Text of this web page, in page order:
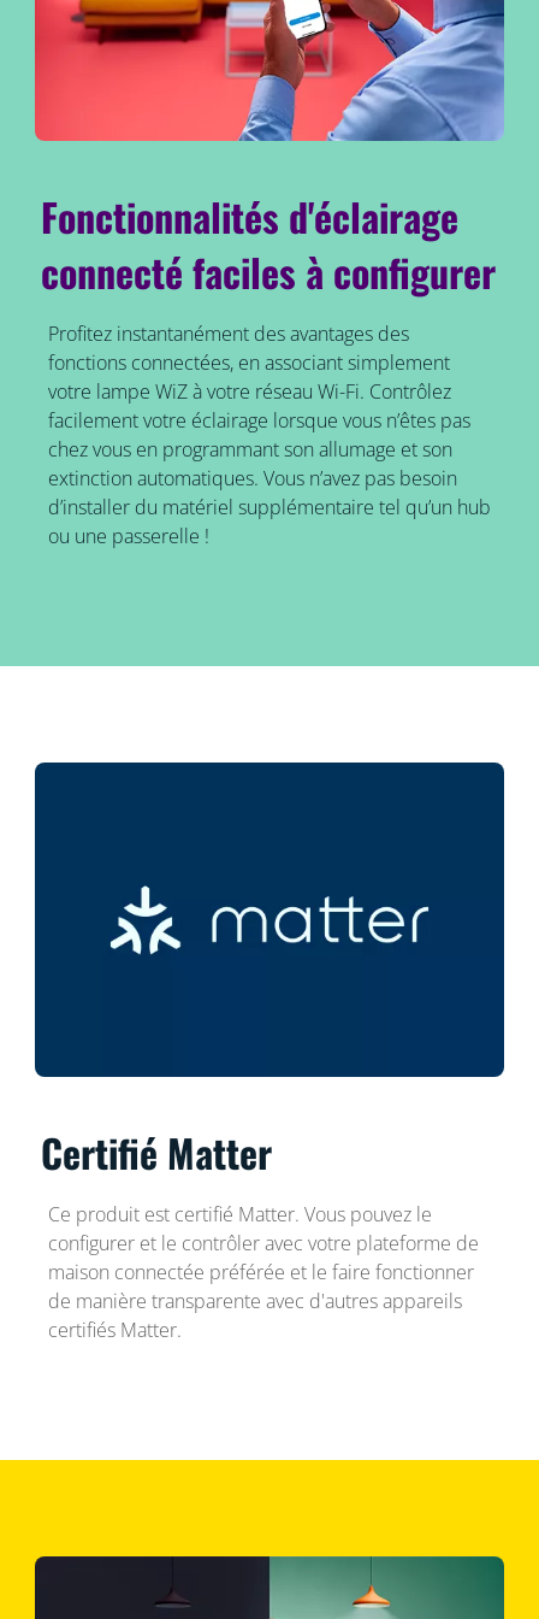
Fonctionnalités d'éclairage
connecté faciles à configurer
Profitez instantanément des avantages des
fonctions connectées, en associant simplement
votre lampe WiZ à votre réseau Wi-Fi. Contrôlez
facilement votre éclairage lorsque vous n’êtes pas
chez vous en programmant son allumage et son
extinction automatiques. Vous n’avez pas besoin
d’installer du matériel supplémentaire tel qu’un hub
ou une passerelle !
Certifié Matter
Ce produit est certifié Matter. Vous pouvez le
configurer et le contrôler avec votre plateforme de
maison connectée préférée et le faire fonctionner
de manière transparente avec d'autres appareils
certifiés Matter.